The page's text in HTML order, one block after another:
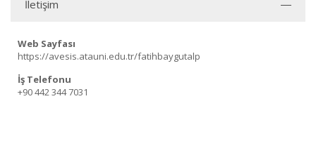
İletişim
Web Sayfası
https://avesis.atauni.edu.tr/fatihbaygutalp
İş Telefonu
+90 442 344 7031